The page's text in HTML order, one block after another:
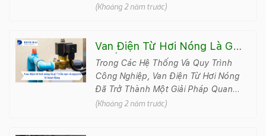
Khẳng Định Vai Trò Quan Trọng Của
(Khoảng 2 năm trước)
Van Điện Từ Hơi Nóng Là Gì
? Cấu Tạo Và Nguyên Lý
Hoạt Động
Trong Các Hệ Thống Và Quy Trình
Công Nghiệp, Van Điện Từ Hơi Nóng
Đã Trở Thành Một Giải Pháp Quan
Trọng Để Kiểm Soát Và Điều Chỉnh
(Khoảng 2 năm trước)